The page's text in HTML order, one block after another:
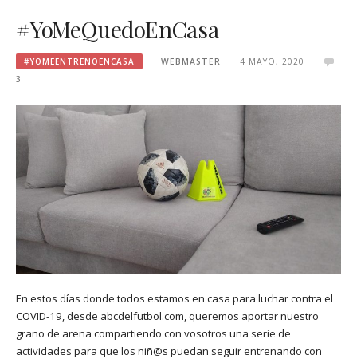
#YoMeQuedoEnCasa
#YOMEENTRENOENCASA WEBMASTER
4 MAYO, 2020
3
En estos días donde todos estamos en casa para luchar contra el
COVID-19, desde abcdelfutbol.com, queremos aportar nuestro
grano de arena compartiendo con vosotros una serie de
actividades para que los niñ@s puedan seguir entrenando con